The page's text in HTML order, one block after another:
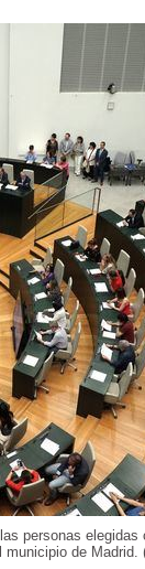
personas
de Madrid.